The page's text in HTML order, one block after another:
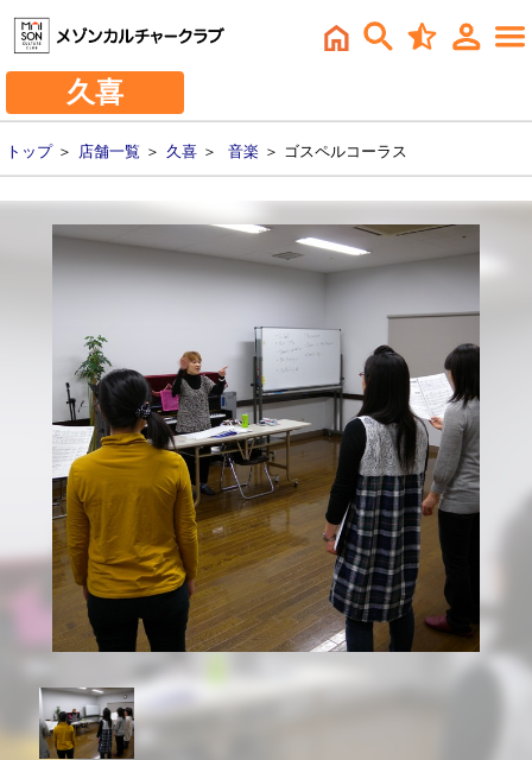
久喜
トップ＞ 店舗一覧 ＞ 久喜 ＞ 音楽 ＞ ゴスペルコーラス